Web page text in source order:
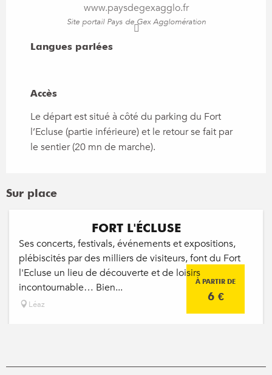
www.paysdegexagglo.fr
Site portail Pays de Gex Agglomération
Langues parlées
Langues parlées
Accès
Accès
Le départ est situé à côté du parking du Fort
l’Ecluse (partie inférieure) et le retour se fait par
le sentier (20 mn de marche).
Sur place
À PARTIR DE
6 €
FORT L'ÉCLUSE
Ses concerts, festivals, événements et expositions,
plébiscités par des milliers de visiteurs, font du Fort
l'Ecluse un lieu de découverte et de loisirs
incontournable… Bien...
Léaz